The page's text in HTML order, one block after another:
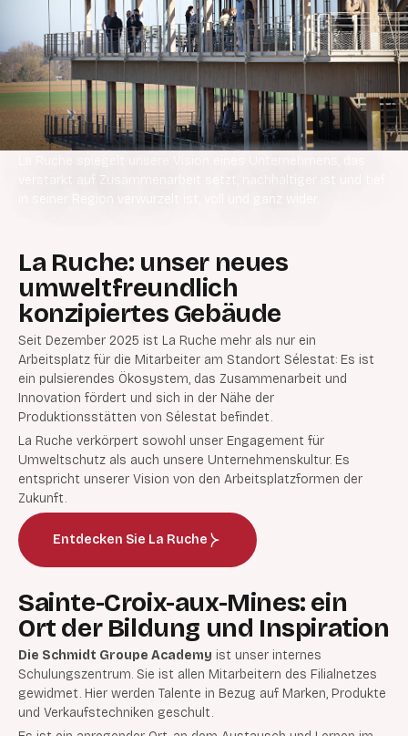
verstärkt auf Zusammenarbeit setzt, nachhaltiger ist und tief
in seiner Region verwurzelt ist, voll und ganz wider.
La Ruche: unser neues
umweltfreundlich
konzipiertes Gebäude
Seit Dezember 2025 ist La Ruche mehr als nur ein
Arbeitsplatz für die Mitarbeiter am Standort Sélestat: Es ist
ein pulsierendes Ökosystem, das Zusammenarbeit und
Innovation fördert und sich in der Nähe der
Produktionsstätten von Sélestat befindet.
La Ruche verkörpert sowohl unser Engagement für
Umweltschutz als auch unsere Unternehmenskultur. Es
entspricht unserer Vision von den Arbeitsplatzformen der
Zukunft.
Entdecken Sie La Ruche
Sainte-Croix-aux-Mines: ein
Ort der Bildung und Inspiration
Die Schmidt Groupe Academy ist unser internes
Schulungszentrum. Sie ist allen Mitarbeitern des Filialnetzes
gewidmet. Hier werden Talente in Bezug auf Marken, Produkte
und Verkaufstechniken geschult.